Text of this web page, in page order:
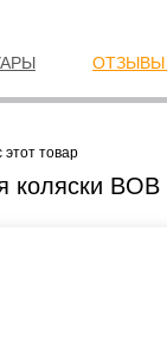
ОТЗЫВЫ
этот товар
коляски BOB